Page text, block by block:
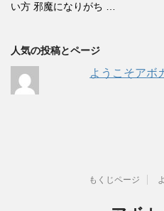
い方 邪魔になりがち …
人気の投稿とページ
ようこそアボ
もくじページ